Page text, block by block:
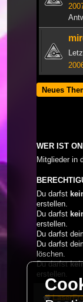
Neues
WER IST
Mitglieder in
Du darfst
erstellen.
Du darfst
erstellen.
Du darfst
Du darfst
löschen.
Du darfst
erstellen.